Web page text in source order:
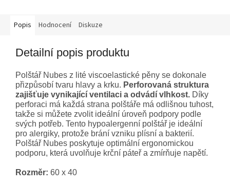
Popis Hodnocení Diskuze
Detailní popis produktu
Polštář Nubes z lité viscoelastické pěny se dokonale
přizpůsobí tvaru hlavy a krku. Perforovaná struktura
zajišťuje vynikající ventilaci a odvádí vlhkost. Díky
perforaci má každá strana polštáře má odlišnou tuhost,
takže si můžete zvolit ideální úroveň podpory podle
svých potřeb. Tento hypoalergenní polštář je ideální
pro alergiky, protože brání vzniku plísní a bakterií.
Polštář Nubes poskytuje optimální ergonomickou
podporu, která uvolňuje krční páteř a zmírňuje napětí.
Rozměr: 60 x 40